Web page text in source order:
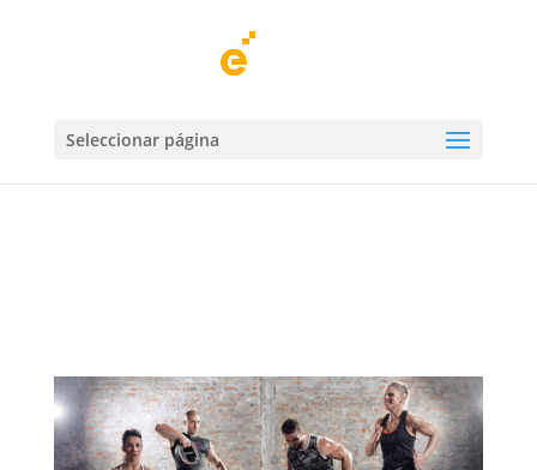
Seleccionar página
porCentro Deportivo Élite